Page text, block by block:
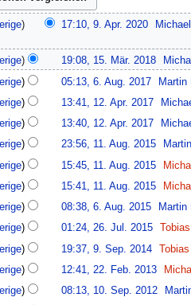
17:10, 9. Apr. 2020‎
19:08, 15. Mär. 2018‎
05:13, 6. Aug. 2017‎ Martin
13:41, 12. Apr. 2017‎
13:40, 12. Apr. 2017‎
23:56, 11. Aug. 2015‎
15:45, 11. Aug. 2015‎
15:41, 11. Aug. 2015‎
08:38, 6. Aug. 2015‎ Martin
01:24, 26. Jul. 2015‎
19:37, 9. Sep. 2014‎
12:41, 22. Feb. 2013‎
08:13, 10. Sep. 2012‎